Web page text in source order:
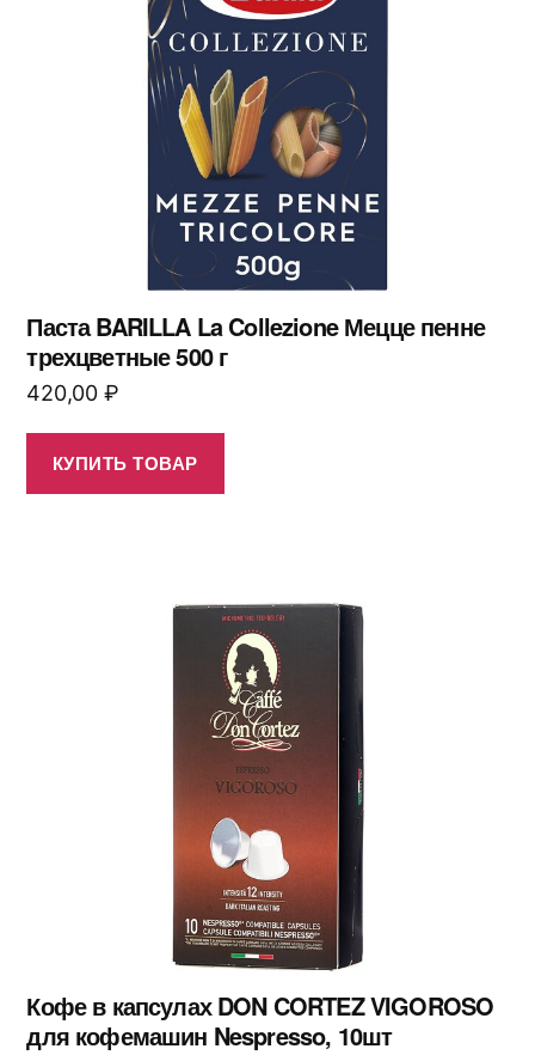
Паста BARILLA La Collezione Мецце пенне
трехцветные 500 г
420,00 ₽
КУПИТЬ ТОВАР
Кофе в капсулах DON CORTEZ VIGOROSO
для кофемашин Nespresso, 10шт